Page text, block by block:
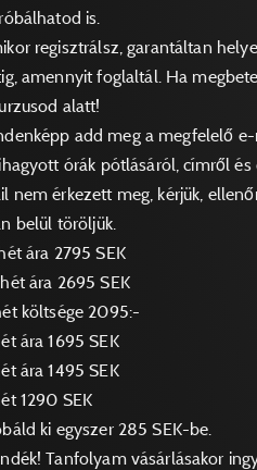
is.
regisztrálsz, garantáltan
amennyit foglaltál. Ha
alatt!
add meg a megfelelő
órák pótlásáról, címről
nem érkezett meg, kérjük,
belül töröljük.
ára 2795 SEK
ára 2695 SEK
költsége 2095:-
ára 1695 SEK
ára 1495 SEK
1290 SEK
ki egyszer 285 SEK-be.
Tanfolyam vásárlásakor